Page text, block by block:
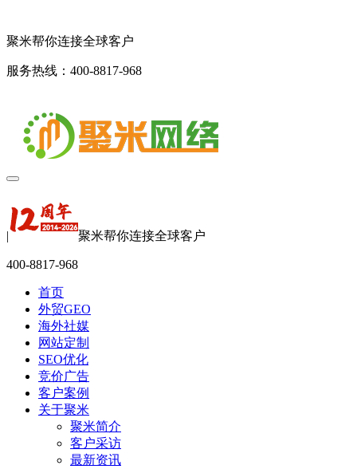
聚米帮你连接全球客户
服务热线：400-8817-968
| 聚米帮你连接全球客户
400-8817-968
首页
外贸GEO
海外社媒
网站定制
SEO优化
竞价广告
客户案例
关于聚米
聚米简介
客户采访
最新资讯